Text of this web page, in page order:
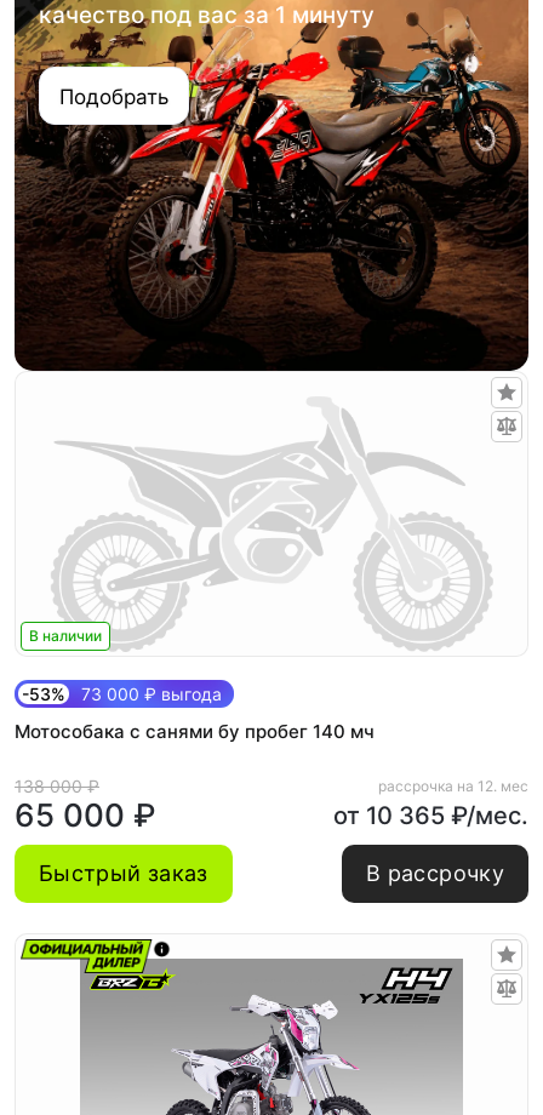
качество под вас за 1 минуту
Подобрать
В наличии
-53% 73 000 ₽ выгода
Мотособака с санями бу пробег 140 мч
138 000 ₽
65 000 ₽
рассрочка на 12. мес
от 10 365 ₽/мес.
Быстрый заказ В рассрочку